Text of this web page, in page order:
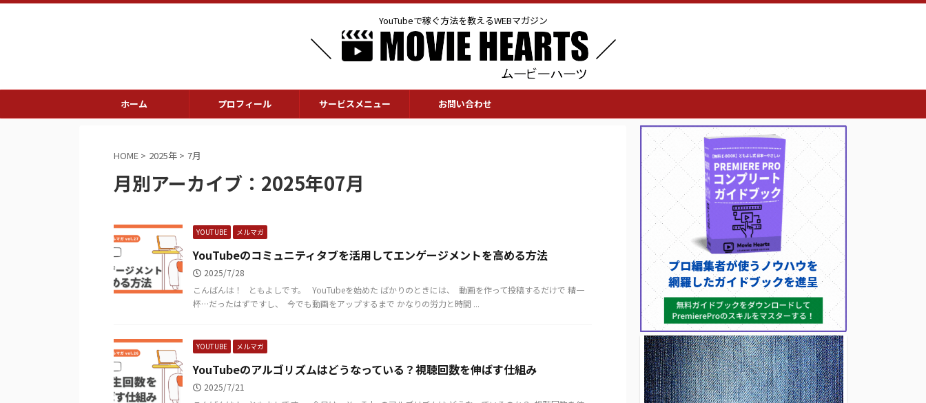
YouTubeで稼ぐ方法を教えるWEBマガジン
ホーム プロフィール サービスメニュー お問い合わせ
HOME > 2025年 > 7月
月別アーカイブ：2025年07月
YOUTUBE メルマガ
YouTubeのコミュニティタブを活用してエンゲージメントを高める方法
2025/7/28
こんばんは！ ​ ​ ともよしです。 ​ ​ YouTubeを始めた ばかりのときには、 ​ 動画を作って投稿するだけで 精一
杯…だったはずですし、 ​ 今でも動画をアップするまで かなりの労力と時間 ...
YOUTUBE メルマガ
YouTubeのアルゴリズムはどうなっている？視聴回数を伸ばす仕組み
2025/7/21